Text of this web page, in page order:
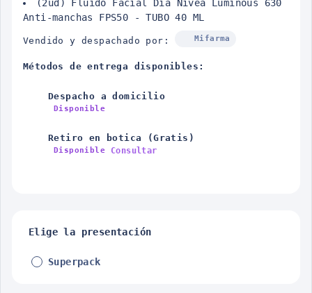
(2ud) Fluido Facial Día Nivea Luminous 630
Anti-manchas FPS50 - TUBO 40 ML
Vendido y despachado por: Mifarma
Métodos de entrega disponibles:
Despacho a domicilio
Disponible
Retiro en botica (Gratis)
Disponible Consultar
Elige la presentación
Superpack